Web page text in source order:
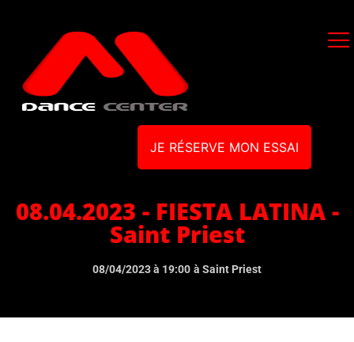
JE RÉSERVE MON ESSAI
08.04.2023 - FIESTA LATINA -
Saint Priest
08/04/2023 à 19:00 à Saint Priest